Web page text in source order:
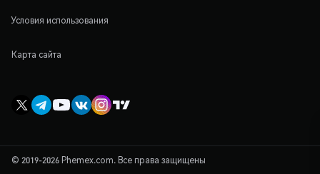
Условия использования
Карта сайта
© 2019-2026 Phemex.com. Все права защищены